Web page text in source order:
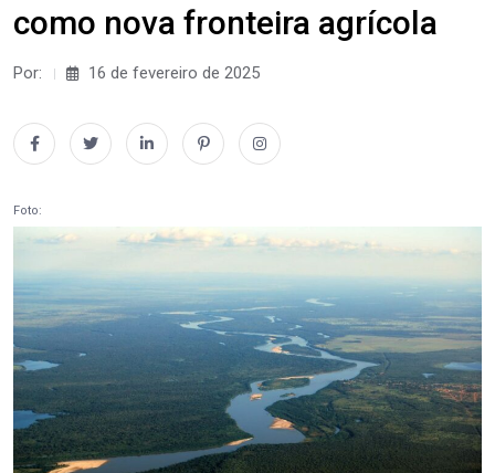
como nova fronteira agrícola
Por: 16 de fevereiro de 2025
Foto: